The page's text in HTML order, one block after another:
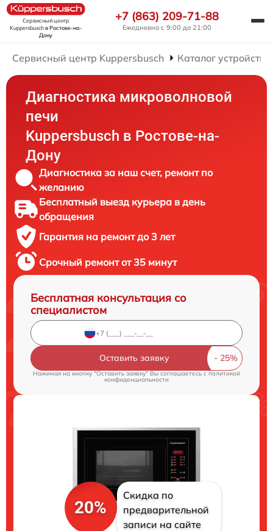
Сервисный центр
Kuppersbuschв Ростове-на-
Дону
+7 (863) 209-71-88
Ежедневно с 9:00 до 21:00
Сервисный центр Kuppersbusch Каталог устройств
Диагностика микроволновой
печи
Kuppersbusch в Ростове-на-
Дону
Диагностика за наш счет, ремонт по
желанию
Бесплатный выезд курьера в день
обращения
Гарантия на ремонт до 3 лет
Срочный ремонт от 35 минут
Бесплатная консультация со
специалистом
Оставить заявку
Нажимая на кнопку "Оставить заявку" Вы соглашаетесь c политикой
конфиденциальности
20%
Скидка по
предварительной
записи на сайте